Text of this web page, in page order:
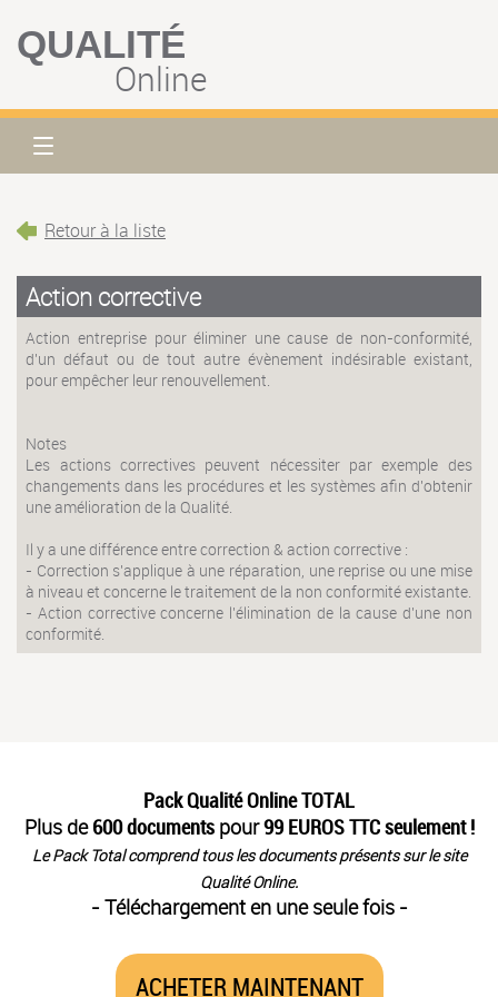
QUALITÉ
Online
Retour à la liste
Action corrective
Action entreprise pour éliminer une cause de non-conformité,
d'un défaut ou de tout autre évènement indésirable existant,
pour empêcher leur renouvellement.
Notes
Les actions correctives peuvent nécessiter par exemple des
changements dans les procédures et les systèmes afin d'obtenir
une amélioration de la Qualité.
Il y a une différence entre correction & action corrective :
- Correction s'applique à une réparation, une reprise ou une mise
à niveau et concerne le traitement de la non conformité existante.
- Action corrective concerne l'élimination de la cause d'une non
conformité.
Pack Qualité Online TOTAL
Plus de600 documentspour99 EUROS TTC seulement !
Le Pack Total comprend tous les documents présents sur le site
Qualité Online.
- Téléchargement en une seule fois -
ACHETER MAINTENANT